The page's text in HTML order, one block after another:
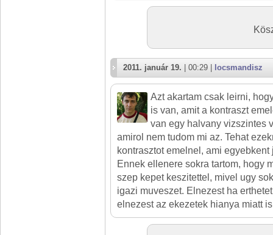
2011. január 19. | 00:29 | locsmandisz
Azt akartam csak leirni,
is van, amit a kontraszt
van egy halvany vizszintes
amirol nem tudom mi az. Tehat
kontrasztot emelnel, ami
Ennek ellenere sokra tartom, hogy
szep kepet keszitettel, mivel ugy
igazi muveszet. Elnezest ha
elnezest az ekezetek hianya miatt